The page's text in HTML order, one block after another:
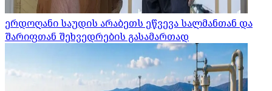
ერდოღანი საუდის არაბეთს ეწვევა სალმანთან და
შარიფთან შეხვედრების გასამართად